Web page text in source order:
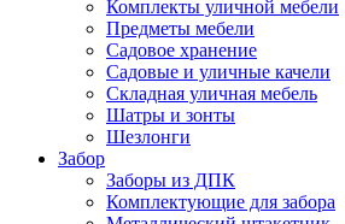
Комплекты уличной мебели
Предметы мебели
Садовое хранение
Садовые и уличные качели
Складная уличная мебель
Шатры и зонты
Шезлонги
Забор
Заборы из ДПК
Комплектующие для забора